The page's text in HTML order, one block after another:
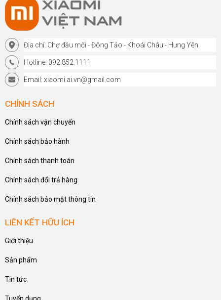
Địa chỉ: Chợ đầu mối - Đông Tảo - Khoái Châu - Hưng Yên
Hotline: 092.852.1111
Email: xiaomi.ai.vn@gmail.com
CHÍNH SÁCH
Chính sách vận chuyển
Chính sách bảo hành
Chính sách thanh toán
Chính sách đổi trả hàng
Chính sách bảo mật thông tin
LIÊN KẾT HỮU ÍCH
Giới thiệu
Sản phẩm
Tin tức
Tuyển dụng